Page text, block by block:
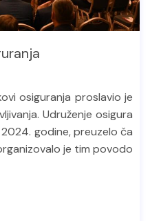
osiguranja proslavio je
Udruženje osigura
godine, preuzelo ča
je tim povodo